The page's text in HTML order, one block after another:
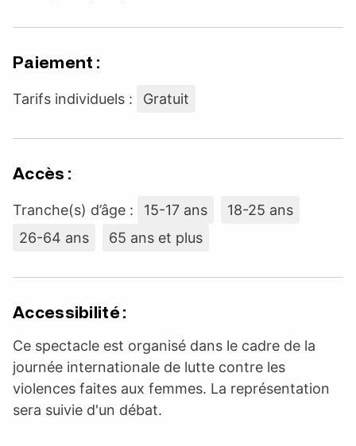
Paiement :
Tarifs individuels : Gratuit
Accès :
Tranche(s) d’âge : 15-17 ans
18-25 ans
26-64 ans
65 ans et plus
Accessibilité :
Ce spectacle est organisé dans le cadre de la
journée internationale de lutte contre les
violences faites aux femmes. La représentation
sera suivie d'un débat.